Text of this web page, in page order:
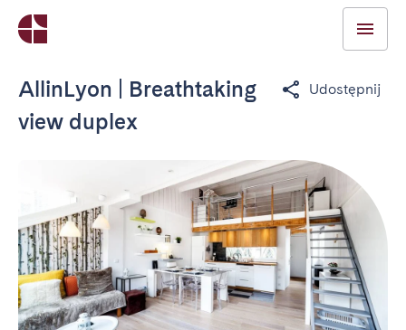
AllinLyon | Breathtaking
view duplex
Udostępnij